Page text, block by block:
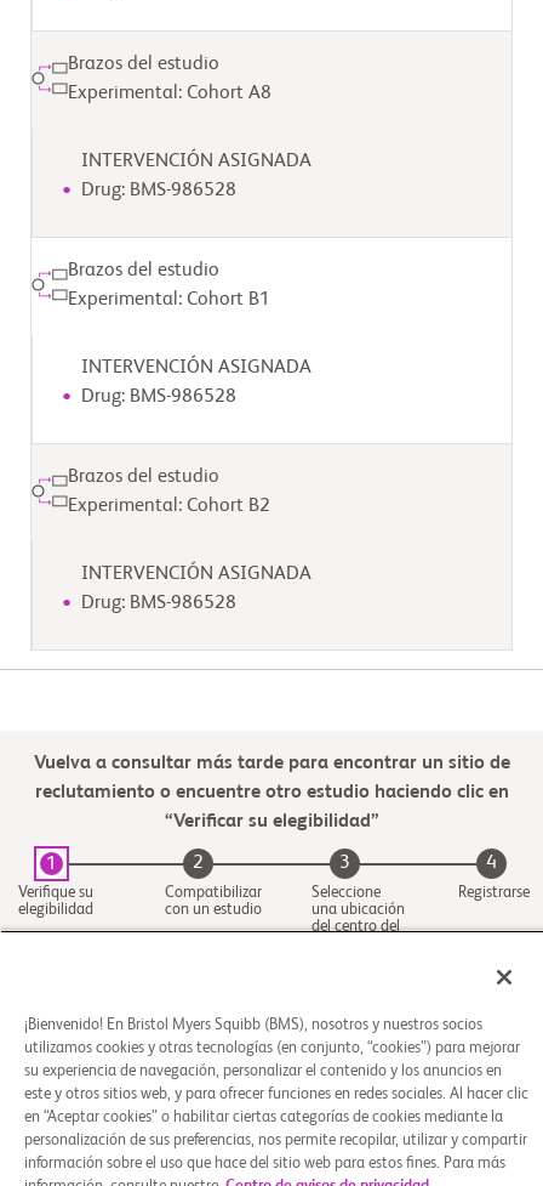
Brazos del estudio
Experimental: Cohort A8
INTERVENCIÓN ASIGNADA
Drug: BMS-986528
Brazos del estudio
Experimental: Cohort B1
INTERVENCIÓN ASIGNADA
Drug: BMS-986528
Brazos del estudio
Experimental: Cohort B2
INTERVENCIÓN ASIGNADA
Drug: BMS-986528
Vuelva a consultar más tarde para encontrar un sitio de
reclutamiento o encuentre otro estudio haciendo clic en
“Verificar su elegibilidad”
1
Verifique su
elegibilidad
2
Compatibilizar
con un estudio
3
Seleccione
una ubicación
del centro del
4
Registrarse
Quiénes somos Grupos de apoyo Aviso legal Política de privacidad Preferencias de cookies
¡Bienvenido! En Bristol Myers Squibb (BMS), nosotros y nuestros socios
utilizamos cookies y otras tecnologías (en conjunto, “cookies”) para mejorar
su experiencia de navegación, personalizar el contenido y los anuncios en
este y otros sitios web, y para ofrecer funciones en redes sociales. Al hacer clic
en “Aceptar cookies” o habilitar ciertas categorías de cookies mediante la
personalización de sus preferencias, nos permite recopilar, utilizar y compartir
información sobre el uso que hace del sitio web para estos fines. Para más